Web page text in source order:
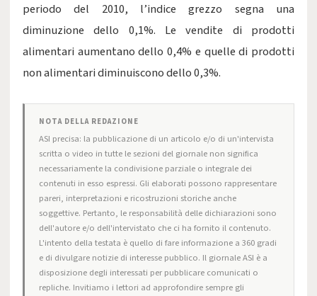
periodo del 2010, l’indice grezzo segna una
diminuzione dello 0,1%. Le vendite di prodotti
alimentari aumentano dello 0,4% e quelle di prodotti
non alimentari diminuiscono dello 0,3%.
NOTA DELLA REDAZIONE
ASI precisa: la pubblicazione di un articolo e/o di un'intervista
scritta o video in tutte le sezioni del giornale non significa
necessariamente la condivisione parziale o integrale dei
contenuti in esso espressi. Gli elaborati possono rappresentare
pareri, interpretazioni e ricostruzioni storiche anche
soggettive. Pertanto, le responsabilità delle dichiarazioni sono
dell'autore e/o dell'intervistato che ci ha fornito il contenuto.
L'intento della testata è quello di fare informazione a 360 gradi
e di divulgare notizie di interesse pubblico. Il giornale ASI è a
disposizione degli interessati per pubblicare comunicati o
repliche. Invitiamo i lettori ad approfondire sempre gli